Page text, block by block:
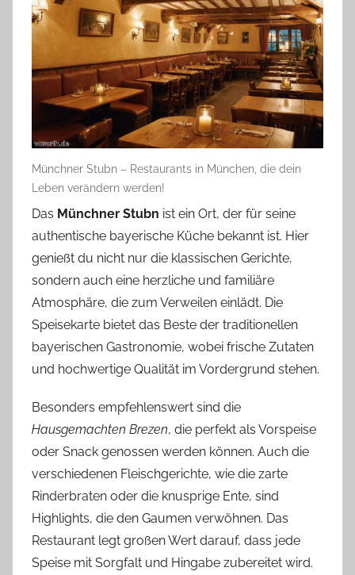
Münchner Stubn – Restaurants in München, die dein
Leben verändern werden!
Das Münchner Stubn ist ein Ort, der für seine
authentische bayerische Küche bekannt ist. Hier
genießt du nicht nur die klassischen Gerichte,
sondern auch eine herzliche und familiäre
Atmosphäre, die zum Verweilen einlädt. Die
Speisekarte bietet das Beste der traditionellen
bayerischen Gastronomie, wobei frische Zutaten
und hochwertige Qualität im Vordergrund stehen.
Besonders empfehlenswert sind die
Hausgemachten Brezen, die perfekt als Vorspeise
oder Snack genossen werden können. Auch die
verschiedenen Fleischgerichte, wie die zarte
Rinderbraten oder die knusprige Ente, sind
Highlights, die den Gaumen verwöhnen. Das
Restaurant legt großen Wert darauf, dass jede
Speise mit Sorgfalt und Hingabe zubereitet wird.